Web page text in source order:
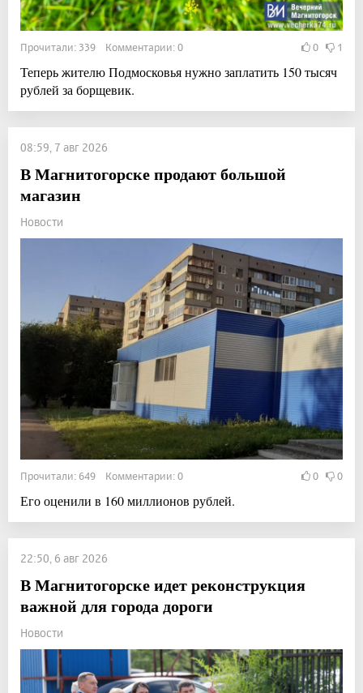
Прочитали: 339 Комментарии: 0 0 1
Теперь жителю Подмосковья нужно заплатить 150 тысяч
рублей за борщевик.
08:59, 7 авг 2026
В Магнитогорске продают большой
магазин
Новости
Прочитали: 649 Комментарии: 0 0 0
Его оценили в 160 миллионов рублей.
22:50, 6 авг 2026
В Магнитогорске идет реконструкция
важной для города дороги
Новости